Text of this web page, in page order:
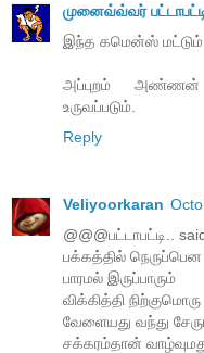
முனைவ்வ்வர்
இந்த கமென்ஸ் மட்டும்
அப்புறம் அண்ணன்
உருவப்படும்.
Reply
Veliyoorkaran
@@@பட்டாபட்டி..
பக்கத்தில் நெருப்பென
பாரமல் இருப்பாரும்
விக்கித்தி நிற்குமொரு
வேளையது வந்து
சக்கரம்தான்